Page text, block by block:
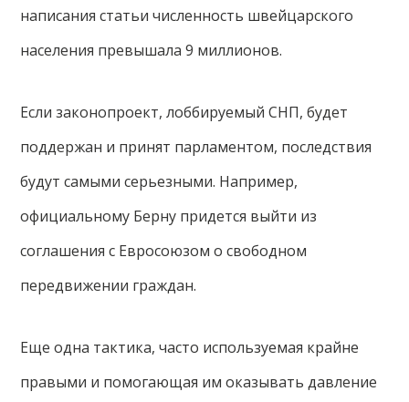
написания статьи численность швейцарского
населения превышала 9 миллионов.
Если законопроект, лоббируемый СНП, будет
поддержан и принят парламентом, последствия
будут самыми серьезными. Например,
официальному Берну придется выйти из
соглашения с Евросоюзом о свободном
передвижении граждан.
Еще одна тактика, часто используемая крайне
правыми и помогающая им оказывать давление